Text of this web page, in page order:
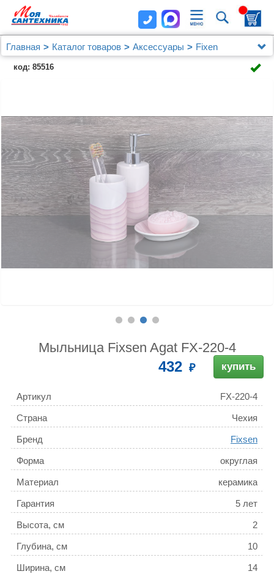
Главная Каталог товаров Аксессуары
Fixen
Мыльница Fixsen Agat FX-220-4
код: 85516
Мыльница Fixsen Agat FX-220-4
432 купить
Артикул FX-220-4
Страна Чехия
Бренд Fixsen
Форма округлая
Материал керамика
Гарантия 5 лет
Высота, см 2
Глубина, см 10
Ширина, см 14